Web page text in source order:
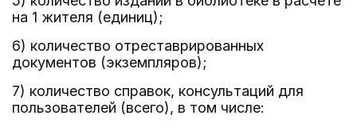
на 1 жителя (единиц);
6) количество отреставрированных
документов (экземпляров);
7) количество справок, консультаций для
пользователей (всего), в том числе: